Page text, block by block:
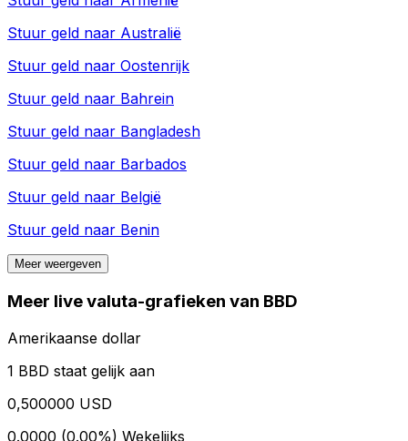
Stuur geld naar Australië
Stuur geld naar Oostenrijk
Stuur geld naar Bahrein
Stuur geld naar Bangladesh
Stuur geld naar Barbados
Stuur geld naar België
Stuur geld naar Benin
Meer weergeven
Meer live valuta-grafieken van BBD
Amerikaanse dollar
1 BBD staat gelijk aan
0,500000 USD
0.0000 (0.00%) Wekelijks